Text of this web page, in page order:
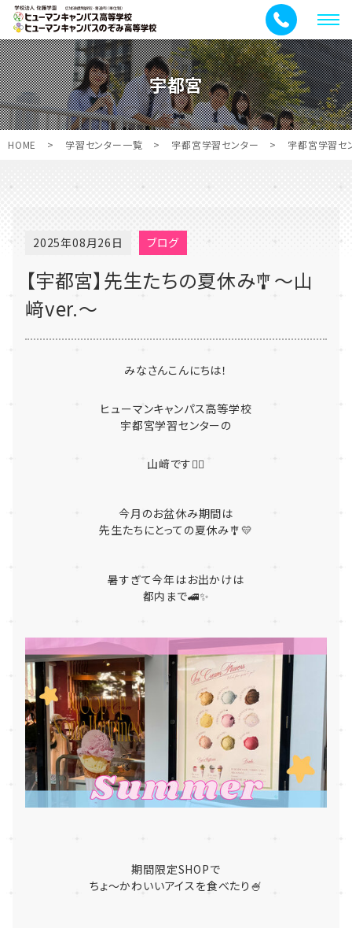
メ
ニ
ュ
ー
宇都宮
HOME > 学習センター一覧 > 宇都宮学習センター > 宇都宮学習セ
2025年08月26日 ブログ
【宇都宮】先生たちの夏休み🎐～山
﨑ver.～
みなさんこんにちは！
ヒューマンキャンパス高等学校
宇都宮学習センターの
山﨑です🙋‍♀️
今月のお盆休み期間は
先生たちにとっての夏休み🎐💛
暑すぎて今年はお出かけは
都内まで🚄✨
期間限定SHOPで
ちょ～かわいいアイスを食べたり🍧